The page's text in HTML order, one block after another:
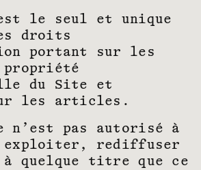
est le seul et unique
droits
portant sur les
propriété
du Site et
les articles.
n’est pas autorisé à
exploiter, rediffuser
quelque titre que ce